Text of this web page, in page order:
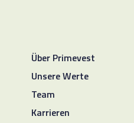
Über Primevest
Unsere Werte
Team
Karrieren